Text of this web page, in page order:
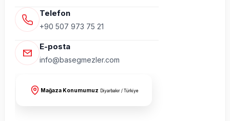
Telefon
+90 507 973 75 21
E-posta
info@basegmezler.com
Mağaza Konumumuz Diyarbakır / Türkiye